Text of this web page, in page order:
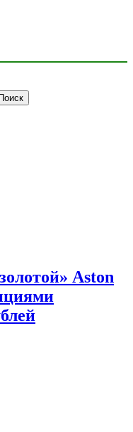
Aston